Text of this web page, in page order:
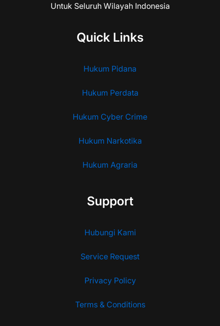
Untuk Seluruh Wilayah Indonesia
Quick Links
Hukum Pidana
Hukum Perdata
Hukum Cyber Crime
Hukum Narkotika
Hukum Agraria
Support
Hubungi Kami
Service Request
Privacy Policy
Terms & Conditions